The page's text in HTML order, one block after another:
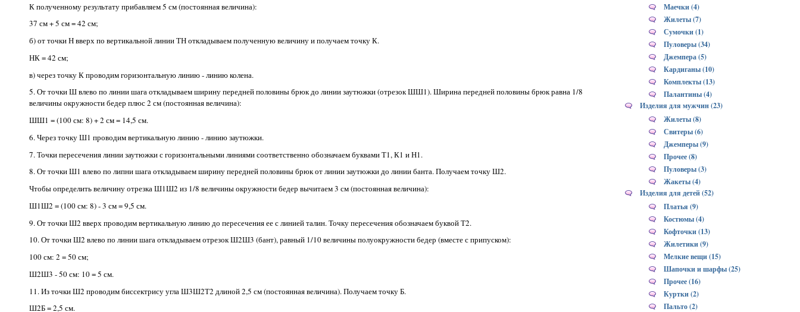
К полученному результату прибавляем 5 см (постоянная величина):
37 см + 5 см = 42 см;
б) от точки Н вверх по вертикальной линии ТН откладываем полученную величину и получаем точку К.
НК = 42 см;
в) через точку К проводим горизонтальную линию - линию колена.
5. От точки Ш влево по линии шага откладываем ширину передней половины брюк до линии заутюжки (отрезок ШШ1). Ширина передней половины брюк равна 1/8
величины окружности бедер плюс 2 см (постоянная величина):
ШШ1 = (100 см: 8) + 2 см = 14,5 см.
6. Через точку Ш1 проводим вертикальную линию - линию заутюжки.
7. Точки пересечения линии заутюжки с горизонтальными линиями соответственно обозначаем буквами Т1, К1 и Н1.
8. От точки Ш1 влево по липни шага откладываем ширину передней половины брюк от линии заутюжки до линии банта. Получаем точку Ш2.
Чтобы определить величину отрезка Ш1Ш2 из 1/8 величины окружности бедер вычитаем 3 см (постоянная величина):
Ш1Ш2 = (100 см: 8) - 3 см = 9,5 см.
9. От точки Ш2 вверх проводим вертикальную линию до пересечения ее с линией талин. Точку пересечения обозначаем буквой Т2.
10. От точки Ш2 влево по линии шага откладываем отрезок Ш2Ш3 (бант), равный 1/10 величины полуокружности бедер (вместе с припуском):
100 см: 2 = 50 см;
Ш2Ш3 - 50 см: 10 = 5 см.
11. Из точки Ш2 проводим биссектрису угла Ш3Ш2Т2 длиной 2,5 см (постоянная величина). Получаем точку Б.
Ш2Б = 2,5 см.
Маечки (4)
Жилеты (7)
Сумочки (1)
Пуловеры (34)
Джемпера (5)
Кардиганы (10)
Комплекты (13)
Палантины (4)
Изделия для мужчин (23)
Жилеты (8)
Свитеры (6)
Джемперы (9)
Прочее (8)
Пуловеры (3)
Жакеты (4)
Изделия для детей (52)
Платья (9)
Костюмы (4)
Кофточки (13)
Жилетики (9)
Мелкие вещи (15)
Шапочки и шарфы (25)
Прочее (16)
Куртки (2)
Пальто (2)